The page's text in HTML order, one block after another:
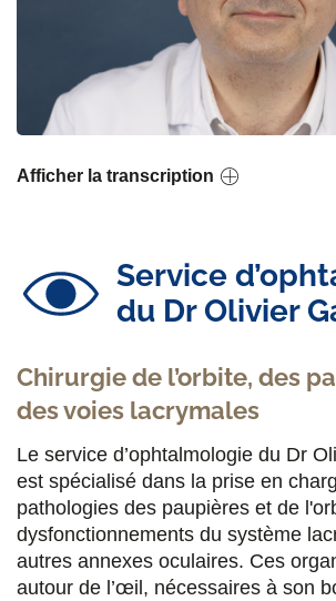
Afficher la transcription
Service
du Dr Olivier
Chirurgie de l’orbite, des
des voies lacrymales
Le service d’ophtalmologie du Dr
est spécialisé dans la prise en
pathologies des paupières et de
dysfonctionnements du système
autres annexes oculaires. Ces
autour de l’œil, nécessaires à son